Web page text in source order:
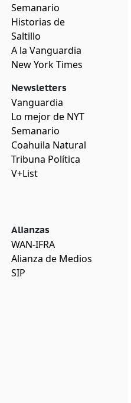
Semanario
Historias de
Saltillo
A la Vanguardia
New York Times
Newsletters
Vanguardia
Lo mejor de NYT
Semanario
Coahuila Natural
Tribuna Política
V+List
Alianzas
WAN-IFRA
Alianza de Medios
SIP